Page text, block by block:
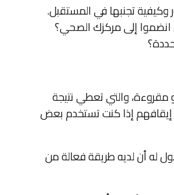
وكيفية تجنبها في المستقبل.
انضموا إلى مركزك الصحي؟
والتي تعطي نتيجة
إذا كنت تستخدم بعض
له أن لديه طريقة فعالة من